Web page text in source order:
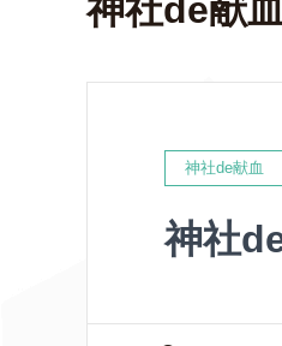
神社de献
神社de献血
神社